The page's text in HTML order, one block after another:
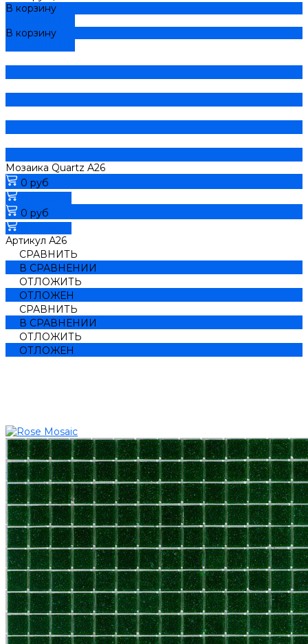
В корзину
В корзину
Мозаика Quartz A26
0 руб
0 руб
Артикул А26
СРАВНИТЬ
В СРАВНЕНИИ
ОТЛОЖИТЬ
ОТЛОЖЕН
СРАВНИТЬ
В СРАВНЕНИИ
ОТЛОЖИТЬ
ОТЛОЖЕН